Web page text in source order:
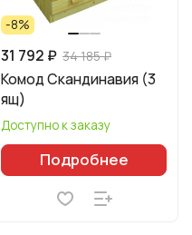
-8%
31 792 ₽ 34 185 ₽
Комод Скандинавия (3
ящ)
Доступно к заказу
Подробнее